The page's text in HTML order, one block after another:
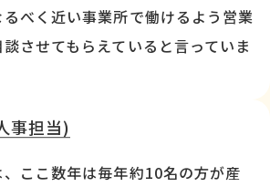
べく近い事業所で働けるよう営業
させてもらえていると言っていま
事担当)
ここ数年は毎年約10名の方が産